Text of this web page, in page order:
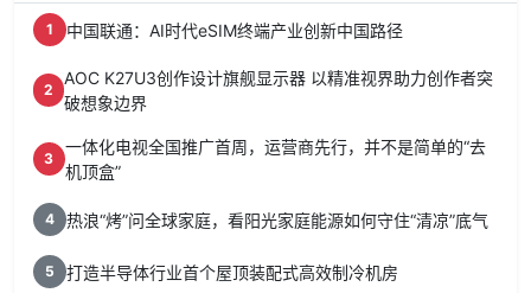
1 中国联通：AI时代eSIM终端产业创新中国路径
2
AOC K27U3创作设计旗舰显示器 以精准视界助力创作者突
破想象边界
3
一体化电视全国推广首周，运营商先行，并不是简单的“去
机顶盒”
4 热浪“烤”问全球家庭，看阳光家庭能源如何守住“清凉”底气
5 打造半导体行业首个屋顶装配式高效制冷机房